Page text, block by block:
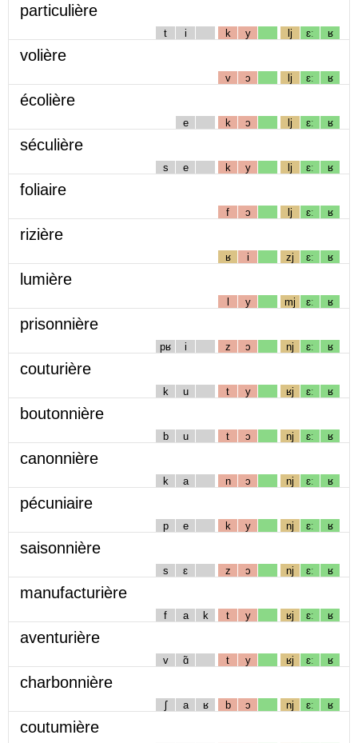
particulière
t i k y lj ɛː ʁ
volière
v ɔ lj ɛː ʁ
écolière
e k ɔ lj ɛː ʁ
séculière
s e k y lj ɛː ʁ
foliaire
f ɔ lj ɛː ʁ
rizière
ʁ i zj ɛː ʁ
lumière
l y mj ɛː ʁ
prisonnière
pʁ i z ɔ nj ɛː ʁ
couturière
k u t y ʁj ɛː ʁ
boutonnière
b u t ɔ nj ɛː ʁ
canonnière
k a n ɔ nj ɛː ʁ
pécuniaire
p e k y nj ɛː ʁ
saisonnière
s ɛ z ɔ nj ɛː ʁ
manufacturière
f a k t y ʁj ɛː ʁ
aventurière
v ɑ̃ t y ʁj ɛː ʁ
charbonnière
ʃ a ʁ b ɔ nj ɛː ʁ
coutumière